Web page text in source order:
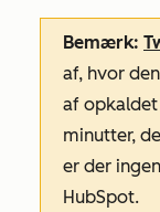
Bemærk:
af, hvor
af opkaldet
minutter,
er der
HubSpot.